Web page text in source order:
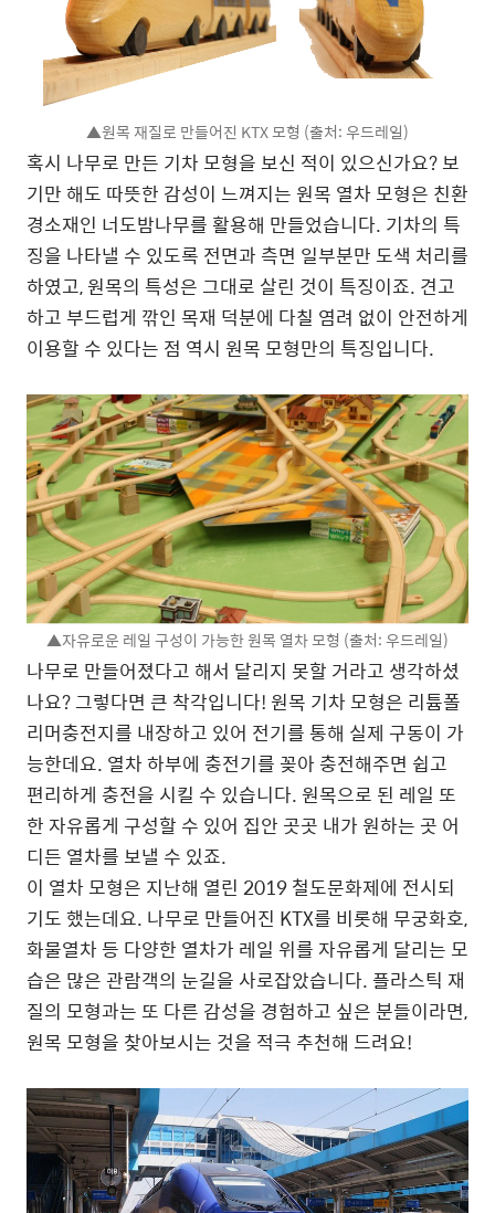
▲원목 재질로 만들어진 KTX 모형 (출처: 우드레일)
혹시 나무로 만든 기차 모형을 보신 적이 있으신가요? 보
기만 해도 따뜻한 감성이 느껴지는 원목 열차 모형은 친환
경소재인 너도밤나무를 활용해 만들었습니다. 기차의 특
징을 나타낼 수 있도록 전면과 측면 일부분만 도색 처리를
하였고, 원목의 특성은 그대로 살린 것이 특징이죠. 견고
하고 부드럽게 깎인 목재 덕분에 다칠 염려 없이 안전하게
이용할 수 있다는 점 역시 원목 모형만의 특징입니다.
▲자유로운 레일 구성이 가능한 원목 열차 모형 (출처: 우드레일)
나무로 만들어졌다고 해서 달리지 못할 거라고 생각하셨
나요? 그렇다면 큰 착각입니다! 원목 기차 모형은 리튬폴
리머충전지를 내장하고 있어 전기를 통해 실제 구동이 가
능한데요. 열차 하부에 충전기를 꽂아 충전해주면 쉽고
편리하게 충전을 시킬 수 있습니다. 원목으로 된 레일 또
한 자유롭게 구성할 수 있어 집안 곳곳 내가 원하는 곳 어
디든 열차를 보낼 수 있죠.
이 열차 모형은 지난해 열린 2019 철도문화제에 전시되
기도 했는데요. 나무로 만들어진 KTX를 비롯해 무궁화호,
화물열차 등 다양한 열차가 레일 위를 자유롭게 달리는 모
습은 많은 관람객의 눈길을 사로잡았습니다. 플라스틱 재
질의 모형과는 또 다른 감성을 경험하고 싶은 분들이라면,
원목 모형을 찾아보시는 것을 적극 추천해 드려요!